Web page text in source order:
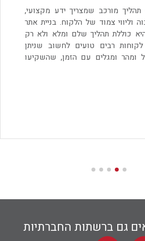
תהליך מורכב שמצריך ידע מקצועי,
וליווי צמוד של הלקוח. בניית אתר
כוללת תהליך שלם ומלא ולא רק
לקוחות רבים טועים לחשוב שניתן
ומהר ומגלים עם הזמן, שהשקיעו
גם ברשתות החברתיות